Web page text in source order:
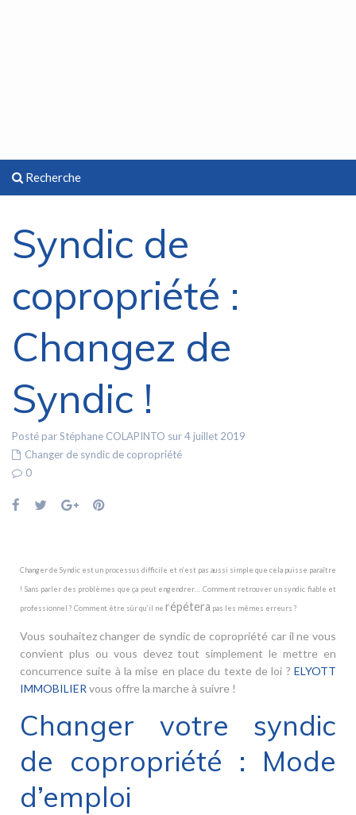
Recherche
Syndic de
copropriété :
Changez de
Syndic !
Posté par Stéphane COLAPINTO sur 4 juillet 2019
Changer de syndic de copropriété
0
Changer de Syndic est un processus difficile et n’est pas aussi simple que cela puisse paraître
! Sans parler des problèmes que ça peut engendrer… Comment retrouver un syndic fiable et
professionnel ? Comment être sûr qu’il ne répétera pas les mêmes erreurs ?
Vous souhaitez changer de syndic de copropriété car il ne vous
convient plus ou vous devez tout simplement le mettre en
concurrence suite à la mise en place du texte de loi ? ELYOTT
IMMOBILIER vous offre la marche à suivre !
Changer votre syndic
de copropriété : Mode
d’emploi